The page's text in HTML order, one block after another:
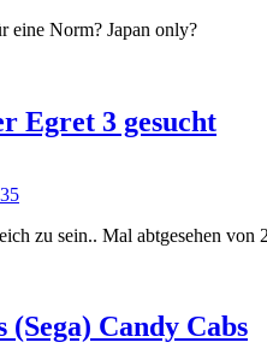
eine Norm? Japan only?
Egret 3 gesucht
zu sein.. Mal abtgesehen
(Sega) Candy Cabs